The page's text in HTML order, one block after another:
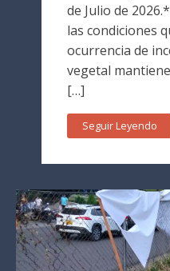
de Julio de
las condiciones
ocurrencia de
vegetal
[…]
Seguir Leyendo